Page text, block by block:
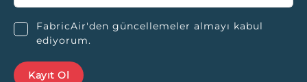
FabricAir'den güncellemeler almayı kabul
ediyorum.